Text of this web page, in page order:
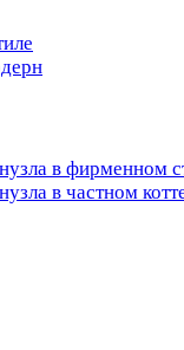
в фирменном
в частном